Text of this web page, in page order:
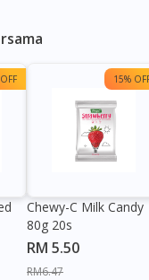
15%
Chewy-C Milk Candy
80g 20s
RM 5.50
RM6.47